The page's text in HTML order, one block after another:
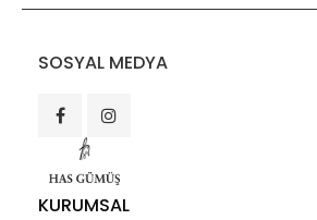
SOSYAL MEDYA
KURUMSAL